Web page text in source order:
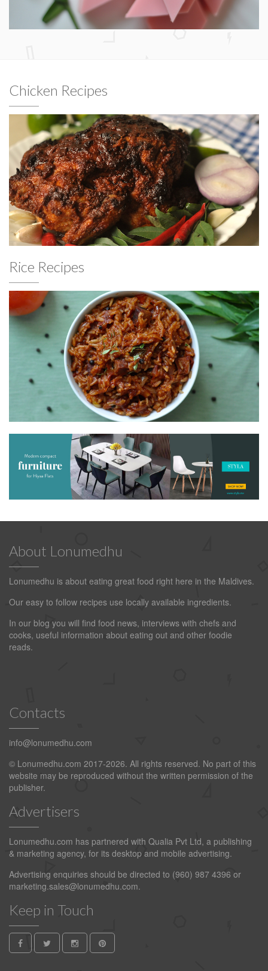
Chicken Recipes
Rice Recipes
About Lonumedhu
Lonumedhu is about eating great food right here in the Maldives.
Our easy to follow recipes use locally available ingredients.
In our blog you will find food news, interviews with chefs and
cooks, useful information about eating out and other foodie
reads.
Contacts
info@lonumedhu.com
© Lonumedhu.com 2017-2026. All rights reserved. No part of this
website may be reproduced without the written permission of the
publisher.
Advertisers
Lonumedhu.com has partnered with Qualia Pvt Ltd, a publishing
& marketing agency, for its desktop and mobile advertising.
Advertising enquiries should be directed to (960) 987 4396 or
marketing.sales@lonumedhu.com.
Keep in Touch